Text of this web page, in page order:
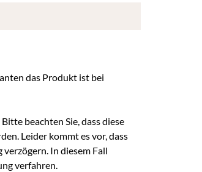
das Produkt ist bei
beachten Sie, dass diese
Leider kommt es vor, dass
In diesem Fall
verfahren.